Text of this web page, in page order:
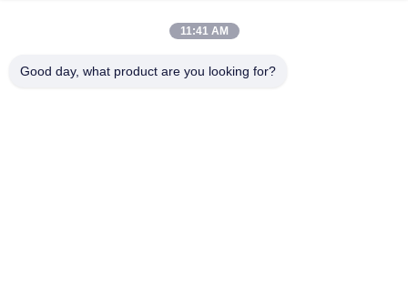
Hotel-Geruch-Maschinen-Aluminium HVAC-Rohr-50W 4000ml
11:41 AM
Good day, what product are you looking for?